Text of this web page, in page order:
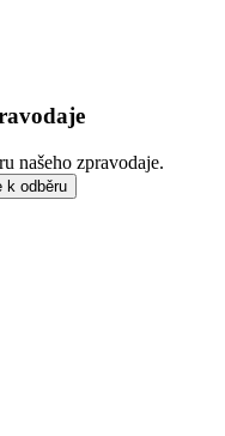
našeho zpravodaje.
k odběru